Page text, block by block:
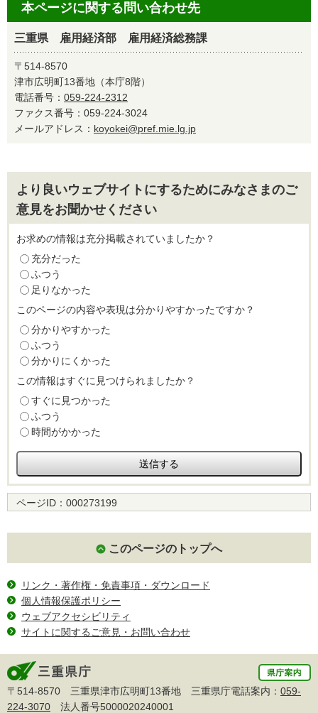
本ページに関する問い合わせ先
三重県 雇用経済部 雇用経済総務課
〒514-8570
津市広明町13番地（本庁8階）
電話番号： 059-224-2312
ファクス番号：059-224-3024
メールアドレス： koyokei@pref.mie.lg.jp
より良いウェブサイトにするためにみなさまのご
意見をお聞かせください
お求めの情報は充分掲載されていましたか？
充分だった
ふつう
足りなかった
このページの内容や表現は分かりやすかったですか？
分かりやすかった
ふつう
分かりにくかった
この情報はすぐに見つけられましたか？
すぐに見つかった
ふつう
時間がかかった
ページID： 000273199
このページのトップへ
リンク・著作権・免責事項・ダウンロード
個人情報保護ポリシー
ウェブアクセシビリティ
サイトに関するご意見・お問い合わせ
〒514-8570 三重県津市広明町13番地 三重県庁電話案内： 059-
224-3070 法人番号5000020240001